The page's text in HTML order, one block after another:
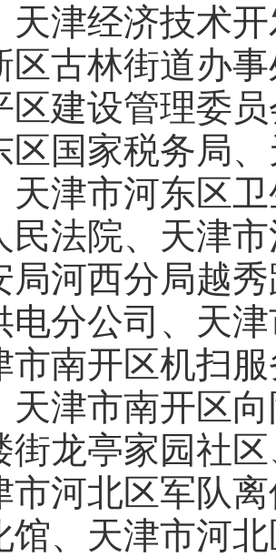
天津经济技术
区古林街道办
区建设管理委
区国家税务局
天津市河东区
民法院、天津
局河西分局越
电分公司、天
市南开区机扫
天津市南开区
街龙亭家园社
市河北区军队
馆、天津市河